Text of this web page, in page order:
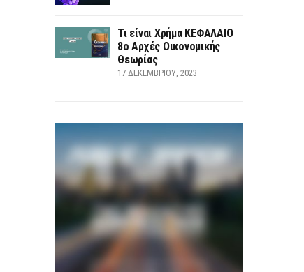
Τι είναι Χρήμα ΚΕΦΑΛΑΙΟ
8ο Αρχές Οικονομικής
Θεωρίας
17 ΔΕΚΕΜΒΡΊΟΥ, 2023